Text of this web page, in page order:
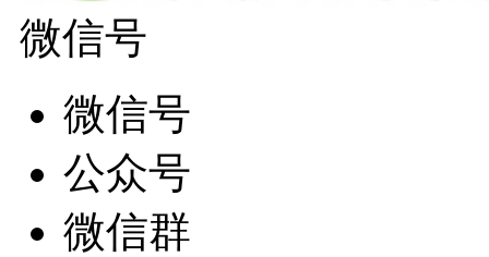
微信号
微信号
公众号
微信群